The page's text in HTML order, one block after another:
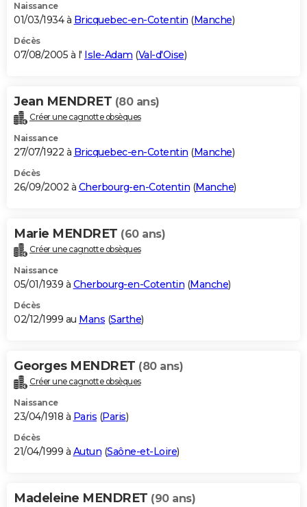
Naissance
01/03/1934 à Bricquebec-en-Cotentin (Manche)
Décès
07/08/2005 à l' Isle-Adam (Val-d'Oise)
Jean MENDRET (80 ans)
Créer une cagnotte obsèques
Naissance
27/07/1922 à Bricquebec-en-Cotentin (Manche)
Décès
26/09/2002 à Cherbourg-en-Cotentin (Manche)
Marie MENDRET (60 ans)
Créer une cagnotte obsèques
Naissance
05/01/1939 à Cherbourg-en-Cotentin (Manche)
Décès
02/12/1999 au Mans (Sarthe)
Georges MENDRET (80 ans)
Créer une cagnotte obsèques
Naissance
23/04/1918 à Paris (Paris)
Décès
21/04/1999 à Autun (Saône-et-Loire)
Madeleine MENDRET (90 ans)